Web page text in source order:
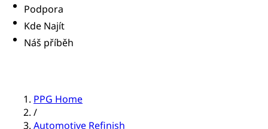
Podpora
Kde Najít
Náš příběh
PPG Home
/
Automotive Refinish